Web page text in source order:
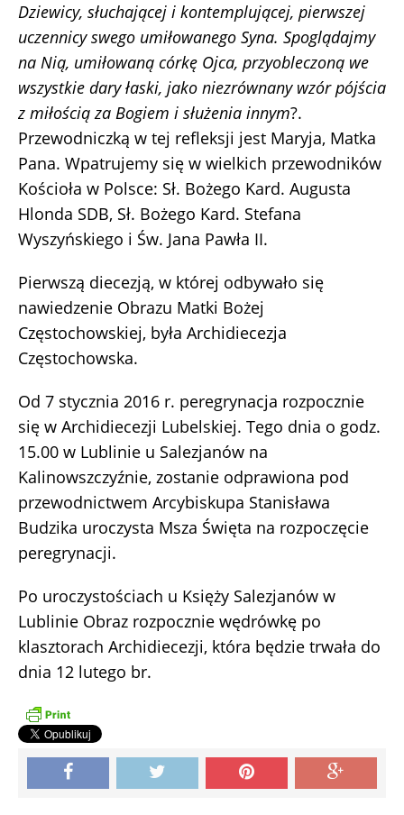
Dziewicy, słuchającej i kontemplującej, pierwszej
uczennicy swego umiłowanego Syna. Spoglądajmy
na Nią, umiłowaną córkę Ojca, przyobleczoną we
wszystkie dary łaski, jako niezrównany wzór pójścia
z miłością za Bogiem i służenia innym?.
Przewodniczką w tej refleksji jest Maryja, Matka
Pana. Wpatrujemy się w wielkich przewodników
Kościoła w Polsce: Sł. Bożego Kard. Augusta
Hlonda SDB, Sł. Bożego Kard. Stefana
Wyszyńskiego i Św. Jana Pawła II.
Pierwszą diecezją, w której odbywało się
nawiedzenie Obrazu Matki Bożej
Częstochowskiej, była Archidiecezja
Częstochowska.
Od 7 stycznia 2016 r. peregrynacja rozpocznie
się w Archidiecezji Lubelskiej. Tego dnia o godz.
15.00 w Lublinie u Salezjanów na
Kalinowszczyźnie, zostanie odprawiona pod
przewodnictwem Arcybiskupa Stanisława
Budzika uroczysta Msza Święta na rozpoczęcie
peregrynacji.
Po uroczystościach u Księży Salezjanów w
Lublinie Obraz rozpocznie wędrówkę po
klasztorach Archidiecezji, która będzie trwała do
dnia 12 lutego br.